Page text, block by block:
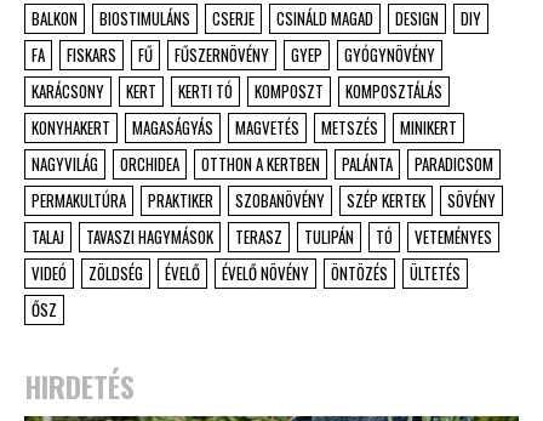
BALKON BIOSTIMULÁNS CSERJE CSINÁLD MAGAD DESIGN
DIY
FA
FISKARS FŰ FŰSZERNÖVÉNY GYEP
GYÓGYNÖVÉNY
KARÁCSONY
KERT KERTI TÓ KOMPOSZT
KOMPOSZTÁLÁS
KONYHAKERT
MAGASÁGYÁS MAGVETÉS METSZÉS
MINIKERT
NAGYVILÁG
ORCHIDEA OTTHON A KERTBEN PALÁNTA
PARADICSOM
PERMAKULTÚRA
PRAKTIKER SZOBANÖVÉNY SZÉP KERTEK
SÖVÉNY
TALAJ
TAVASZI HAGYMÁSOK TERASZ TULIPÁN TÓ
VETEMÉNYES
VIDEÓ
ZÖLDSÉG ÉVELŐ ÉVELŐ NÖVÉNY ÖNTÖZÉS
ÜLTETÉS
ŐSZ
HIRDETÉS